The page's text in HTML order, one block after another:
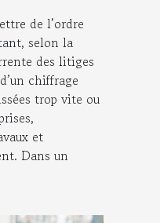
de l’ordre
selon la
des litiges
chiffrage
trop vite ou
et
Dans un